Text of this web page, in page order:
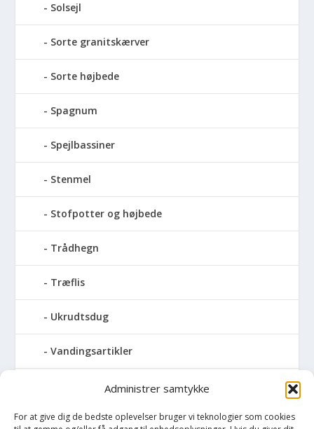
Administrer samtykke
For at give dig de bedste oplevelser bruger vi teknologier som cookies
Solsejl
Sorte granitskærver
Sorte højbede
Spagnum
Spejlbassiner
Stenmel
Stofpotter og højbede
Trådhegn
Træflis
Ukrudtsdug
Vandingsartikler
Vandslanger
Vildthegn